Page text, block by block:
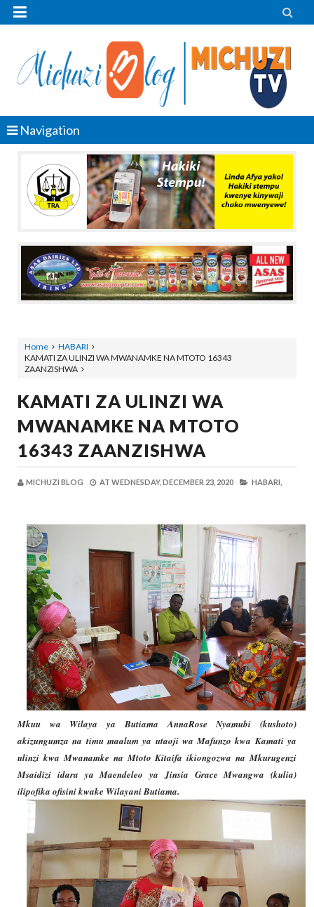
 
Navigation
Home
HABARI
KAMATI ZA ULINZI WA MWANAMKE NA MTOTO 16343
ZAANZISHWA
KAMATI ZA ULINZI WA
MWANAMKE NA MTOTO
16343 ZAANZISHWA
MICHUZI BLOG AT WEDNESDAY, DECEMBER 23, 2020 HABARI,
Mkuu wa Wilaya ya Butiama AnnaRose Nyamubi (kushoto)
akizungumza na timu maalum ya utaoji wa Mafunzo kwa Kamati ya
ulinzi kwa Mwanamke na Mtoto Kitaifa ikiongozwa na Mkurugenzi
Msaidizi idara ya Maendeleo ya Jinsia Grace Mwangwa (kulia)
ilipofika ofisini kwake Wilayani Butiama.